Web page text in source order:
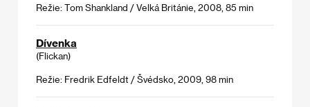
Režie: Tom Shankland / Velká Británie, 2008, 85 min
Dívenka
(Flickan)
Režie: Fredrik Edfeldt / Švédsko, 2009, 98 min